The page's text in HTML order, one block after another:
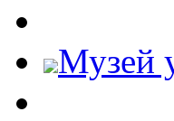
Музей